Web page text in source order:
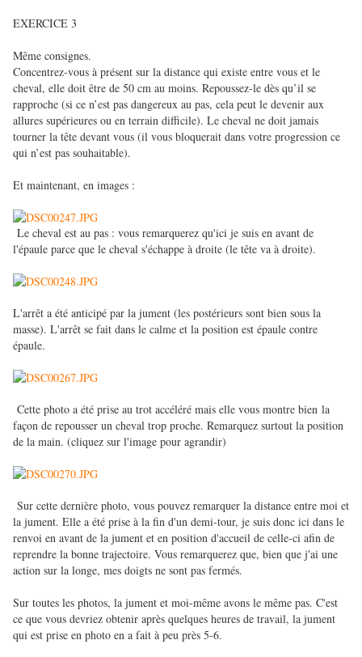
EXERCICE 3
Même consignes.
Concentrez-vous à présent sur la distance qui existe entre vous et le
cheval, elle doit être de 50 cm au moins. Repoussez-le dès qu’il se
rapproche (si ce n’est pas dangereux au pas, cela peut le devenir aux
allures supérieures ou en terrain difficile). Le cheval ne doit jamais
tourner la tête devant vous (il vous bloquerait dans votre progression ce
qui n’est pas souhaitable).
Et maintenant, en images :
Le cheval est au pas : vous remarquerez qu'ici je suis en avant de
l'épaule parce que le cheval s'échappe à droite (le tête va à droite).
L'arrêt a été anticipé par la jument (les postérieurs sont bien sous la
masse). L'arrêt se fait dans le calme et la position est épaule contre
épaule.
Cette photo a été prise au trot accéléré mais elle vous montre bien la
façon de repousser un cheval trop proche. Remarquez surtout la position
de la main. (cliquez sur l'image pour agrandir)
Sur cette dernière photo, vous pouvez remarquer la distance entre moi et
la jument. Elle a été prise à la fin d'un demi-tour, je suis donc ici dans le
renvoi en avant de la jument et en position d'accueil de celle-ci afin de
reprendre la bonne trajectoire. Vous remarquerez que, bien que j'ai une
action sur la longe, mes doigts ne sont pas fermés.
Sur toutes les photos, la jument et moi-même avons le même pas. C'est
ce que vous devriez obtenir après quelques heures de travail, la jument
qui est prise en photo en a fait à peu près 5-6.